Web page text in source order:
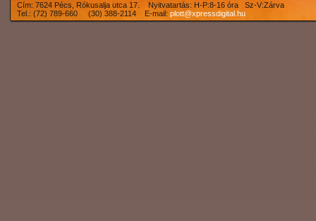
Cím: 7624 Pécs, Rókusalja utca 17. Nyitvatartás: H-P:8-16 óra Sz-V:Zárva
Tel.: (72) 789-660 (30) 388-2114 E-mail: plott@xpressdigital.hu